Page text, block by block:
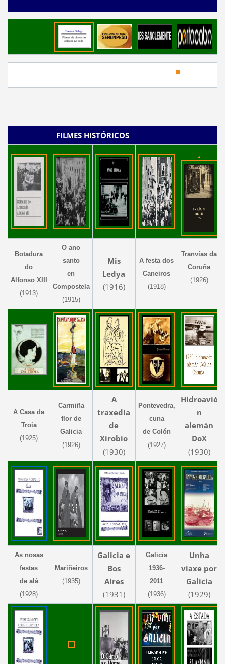
FILMES HISTÓRICOS
.
Botadura
do
Alfonso XIII
(1913)
O ano
santo
en
Compostela
(1915)
Mis
Ledya
(1916)
A festa dos
Caneiros
(1918)
Tranvías da
Coruña
(1926)
A Casa da
Troia
(1925)
Carmiña
flor de
Galicia
(1926)
A
traxedia
de
Xirobio
(1930)
Pontevedra,
cuna
de Colón
(1927)
Hidroavió
n
alemán
DoX
(1930)
As nosas
festas
de alá
(1928)
Mariñeiros
(1935)
Galicia e
Bos
Aires
(1931)
Galicia
1936-
2011
(1936)
Unha
viaxe por
Galicia
(1929)